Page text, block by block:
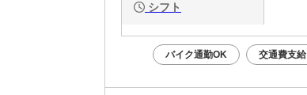
シフト
バイク通勤OK 交通費支給